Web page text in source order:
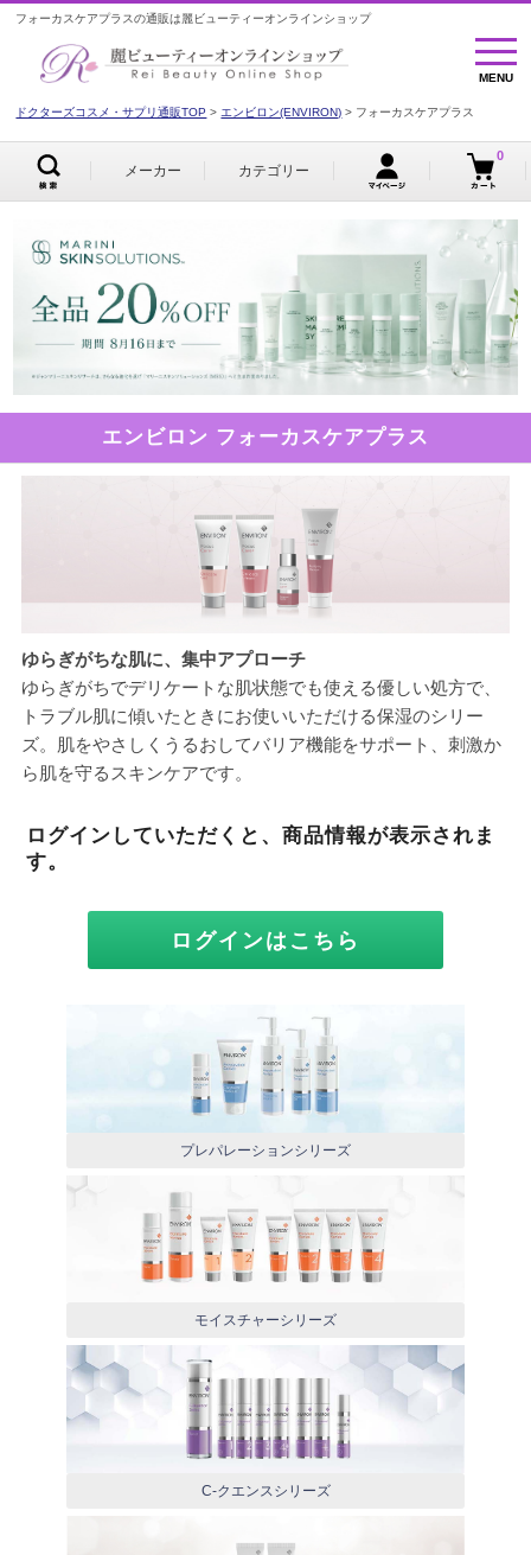
フォーカスケアプラスの通販は麗ビューティーオンラインショップ
MENU
MENU
ドクターズコスメ・サプリ通販TOP エンビロン(ENVIRON) フォーカスケアプラス
メーカー カテゴリー
0
エンビロン フォーカスケアプラス
ゆらぎがちな肌に、集中アプローチ
ゆらぎがちでデリケートな肌状態でも使える優しい処方で、
トラブル肌に傾いたときにお使いいただける保湿のシリー
ズ。肌をやさしくうるおしてバリア機能をサポート、刺激か
ら肌を守るスキンケアです。
ログインしていただくと、商品情報が表示されま
す。
ログインはこちら
プレパレーションシリーズ
モイスチャーシリーズ
C-クエンスシリーズ